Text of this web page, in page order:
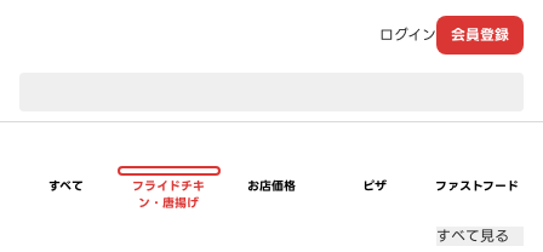
ログイン 会員登録
すべて
フライドチキ
ン・唐揚げ
お店価格 ピザ ファストフード
すべて見る